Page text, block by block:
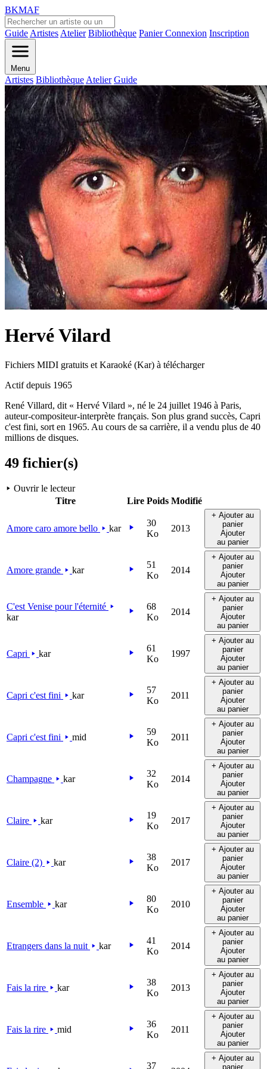
BKMAF
Guide Artistes Atelier Bibliothèque PanierConnexion Inscription
Menu
Artistes Bibliothèque Atelier Guide
Hervé Vilard
Fichiers MIDI gratuits et Karaoké (Kar) à télécharger
Actif depuis 1965
René Villard, dit « Hervé Vilard », né le 24 juillet 1946 à Paris,
auteur-compositeur-interprète français. Son plus grand succès, Capri
c'est fini, sort en 1965. Au cours de sa carrière, il a vendu plus de 40
millions de disques.
49 fichier(s)
Ouvrir le lecteur
Titre
Lire Poids Modifié
Amore caro amore bello kar
30
Ko
2013
+ Ajouter au
panier
Ajouter
au panier
Amore grande kar
51
Ko
2014
+ Ajouter au
panier
Ajouter
au panier
C'est Venise pour l'éternité
kar
68
Ko
2014
+ Ajouter au
panier
Ajouter
au panier
Capri kar
61
Ko
1997
+ Ajouter au
panier
Ajouter
au panier
Capri c'est fini kar
57
Ko
2011
+ Ajouter au
panier
Ajouter
au panier
Capri c'est fini mid
59
Ko
2011
+ Ajouter au
panier
Ajouter
au panier
Champagne kar
32
Ko
2014
+ Ajouter au
panier
Ajouter
au panier
Claire kar
19
Ko
2017
+ Ajouter au
panier
Ajouter
au panier
Claire (2) kar
38
Ko
2017
+ Ajouter au
panier
Ajouter
au panier
Ensemble kar
80
Ko
2010
+ Ajouter au
panier
Ajouter
au panier
Etrangers dans la nuit kar
41
Ko
2014
+ Ajouter au
panier
Ajouter
au panier
Fais la rire kar
38
Ko
2013
+ Ajouter au
panier
Ajouter
au panier
Fais la rire mid
36
Ko
2011
+ Ajouter au
panier
Ajouter
au panier
37
+ Ajouter au
panier